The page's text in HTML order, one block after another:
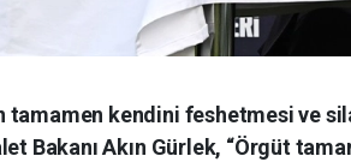
kendini feshetmesi ve
Bakanı Akın Gürlek, “Örgüt